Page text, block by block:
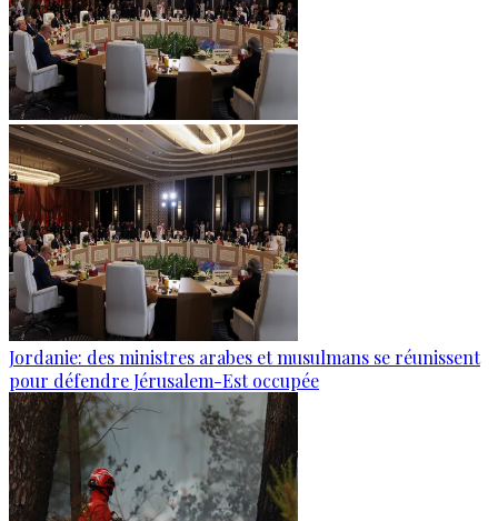
Jordanie: des ministres arabes et musulmans se réunissent
pour défendre Jérusalem-Est occupée